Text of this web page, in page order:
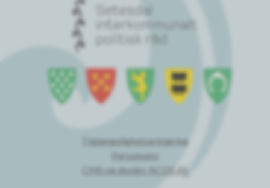
Tilgjengelighetserklæring
Personvern
CMS og design: ACOS AS